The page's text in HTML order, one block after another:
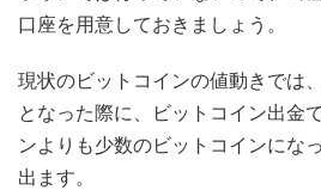
口座を用意しておきましょう。
現状のビットコインの値動きでは
となった際に、ビットコイン出金
ンよりも少数のビットコインにな
出ます。